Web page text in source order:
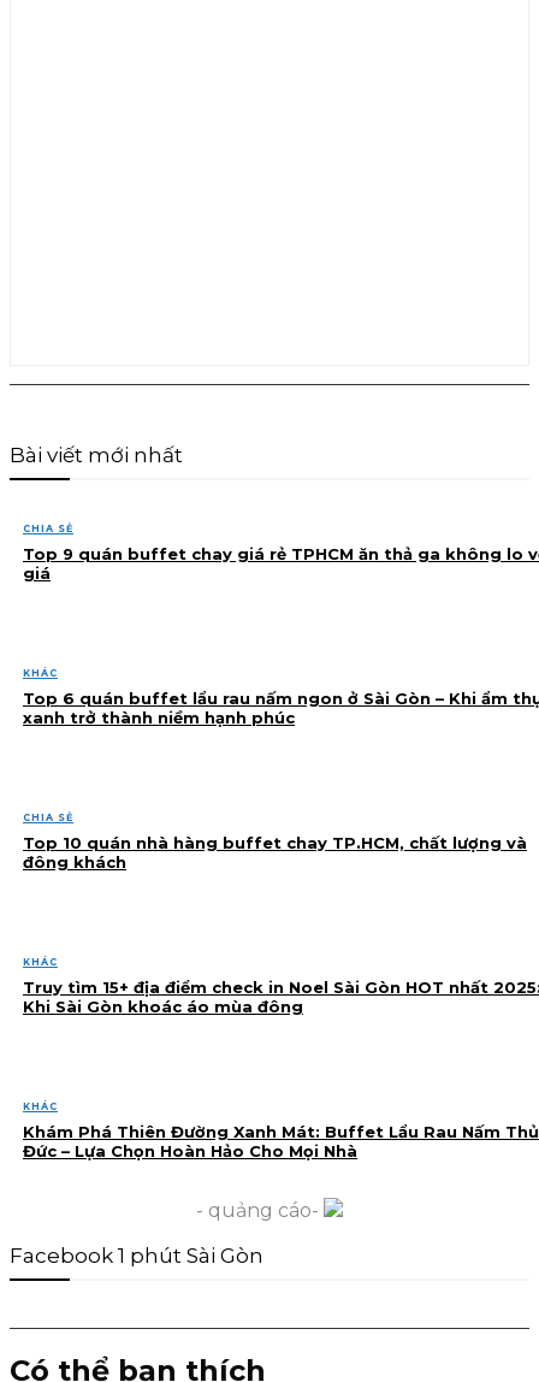
Bài viết mới nhất
CHIA SẺ
Top 9 quán buffet chay giá rẻ TPHCM ăn thả ga không lo
giá
KHÁC
Top 6 quán buffet lẩu rau nấm ngon ở Sài Gòn – Khi ẩm
xanh trở thành niềm hạnh phúc
CHIA SẺ
Top 10 quán nhà hàng buffet chay TP.HCM, chất lượng và
đông khách
KHÁC
Truy tìm 15+ địa điểm check in Noel Sài Gòn HOT nhất
Khi Sài Gòn khoác áo mùa đông
KHÁC
Khám Phá Thiên Đường Xanh Mát: Buffet Lẩu Rau Nấm Thủ
Đức – Lựa Chọn Hoàn Hảo Cho Mọi Nhà
- quảng cáo-
Facebook 1 phút Sài Gòn
Có thể bạn thích